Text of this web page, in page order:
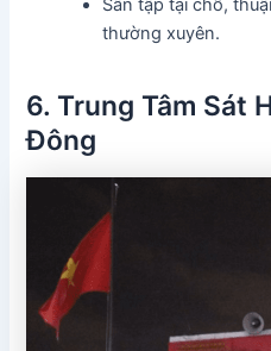
Sân tập tại chỗ,
thường xuyên.
6. Trung Tâm Sát
Đông